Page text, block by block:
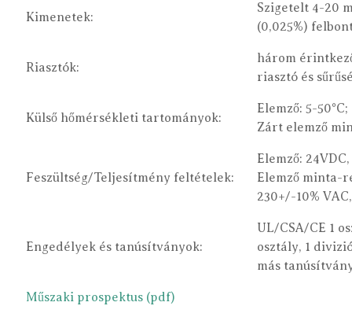
Kimenetek:
Szigetelt 4-20
(0,025%)
Riasztók:
három
riasztó és
Külső hőmérsékleti tartományok:
Elemző: 5-50°C;
Zárt elemző
Feszültség/Teljesítmény feltételek:
Elemző:
Elemző minta-
230+/-10%
Engedélyek és tanúsítványok:
UL/CSA/CE 1
osztály, 1
más
Műszaki prospektus (pdf)